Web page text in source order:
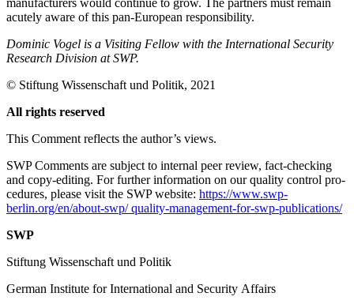
manufacturers would continue to grow. The partners must remain
acutely aware of this pan-European responsibility.
Dominic Vogel is a Visiting Fellow with the International Security
Research Division at SWP.
© Stiftung Wissenschaft und Politik, 2021
All rights reserved
This Comment reflects the author’s views.
SWP Comments are subject to internal peer review, fact-checking
and copy-editing. For further information on our quality control pro­
cedures, please visit the SWP website: https://www.swp-
berlin.org/en/about-swp/ quality-management-for-swp-publications/
SWP
Stiftung Wissenschaft und Politik
German Institute for International and Security Affairs